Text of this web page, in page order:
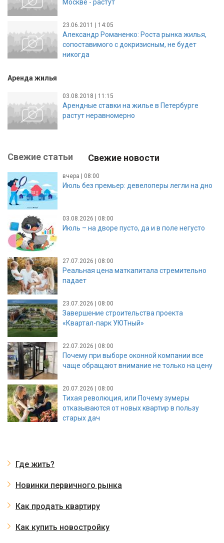
Москве - растут
23.06.2011 | 14:05
Александр Романенко: Роста рынка жилья,
сопоставимого с докризисным, не будет
никогда
Аренда жилья
03.08.2018 | 11:15
Арендные ставки на жилье в Петербурге
растут неравномерно
Свежие статьи Свежие новости
вчера | 08:00
Июль без премьер: девелоперы легли на дно
03.08.2026 | 08:00
Июль – на дворе пусто, да и в поле негусто
27.07.2026 | 08:00
Реальная цена маткапитала стремительно
падает
23.07.2026 | 08:00
Завершение строительства проекта
«Квартал-парк УЮТный»
22.07.2026 | 08:00
Почему при выборе оконной компании все
чаще обращают внимание не только на цену
20.07.2026 | 08:00
Тихая революция, или Почему зумеры
отказываются от новых квартир в пользу
старых дач
Где жить?
Новинки первичного рынка
Как продать квартиру
Как купить новостройку